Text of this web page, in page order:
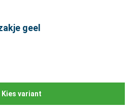
geel
Kies variant